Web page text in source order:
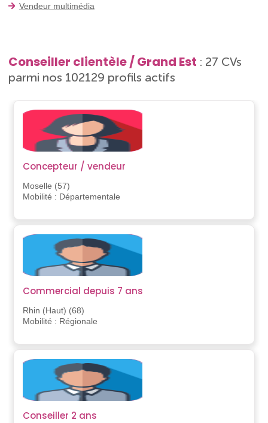
Vendeur multimédia
Conseiller clientèle / Grand Est : 27 CVs
parmi nos 102129 profils actifs
Concepteur / vendeur
Moselle (57)
Mobilité : Départementale
Commercial depuis 7 ans
Rhin (Haut) (68)
Mobilité : Régionale
Conseiller 2 ans